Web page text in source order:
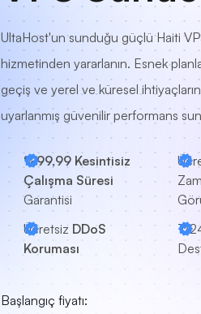
UltaHost'un sunduğu güçlü Haiti
hizmetinden yararlanın. Esnek
geçiş ve yerel ve küresel
uyarlanmış güvenilir performans
%99,99 Kesintisiz
Çalışma Süresi
Garantisi
Ücretsiz DDoS
Koruması
7/
Başlangıç fiyatı: